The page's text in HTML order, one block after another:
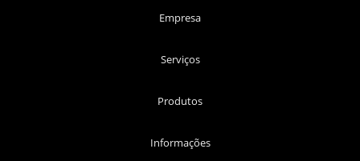
Empresa
Serviços
Produtos
Informações